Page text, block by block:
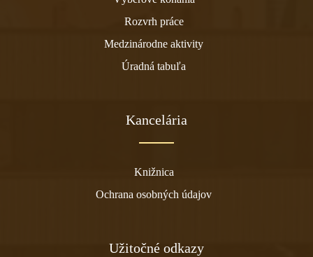
Rozvrh práce
Medzinárodne aktivity
Úradná tabuľa
Kancelária
Knižnica
Ochrana osobných údajov
Užitočné odkazy